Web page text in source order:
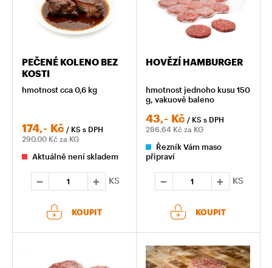
PEČENÉ KOLENO BEZ
KOSTI
hmotnost cca 0,6 kg
174,- Kč / KS s DPH
290,00 Kč za KG
Aktuálně není skladem
KS
KOUPIT
HOVĚZÍ HAMBURGER
hmotnost jednoho kusu 150
g, vakuově baleno
43,- Kč / KS s DPH
286,64 Kč za KG
Řezník Vám maso
připraví
KS
KOUPIT